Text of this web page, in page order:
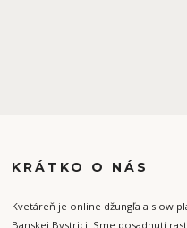
KRÁTKO O NÁS
Kvetáreň je online džungľa a slow
Banskej Bystrici. Sme posadnutí